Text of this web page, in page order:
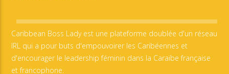
Caribbean Boss Lady est une plateforme doublée d'un réseau
IRL qui a pour buts d'empouvoirer les Caribéennes et
d'encourager le leadership féminin dans la Caraïbe française
et francophone.